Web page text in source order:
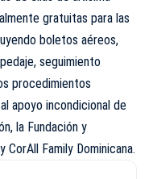
gratuitas para las
boletos aéreos,
seguimiento
procedimientos
apoyo incondicional de
la Fundación y
CorAll Family Dominicana.